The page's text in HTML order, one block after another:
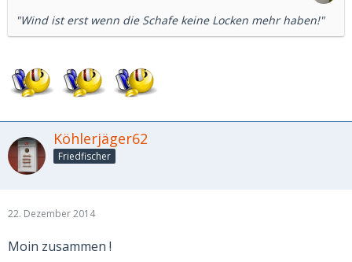
"Wind ist erst wenn die Schafe keine Locken mehr haben!"
Köhlerjäger62
Friedfischer
22. Dezember 2014
Moin zusammen !